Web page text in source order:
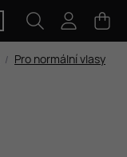
Pro normální vlasy